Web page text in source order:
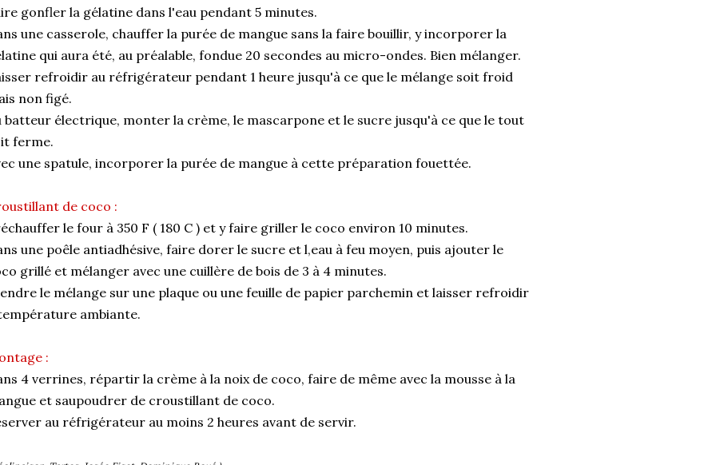
gonfler la gélatine dans l'eau pendant 5 minutes.
une casserole, chauffer la purée de mangue sans la faire bouillir, y incorporer la
qui aura été, au préalable, fondue 20 secondes au micro-ondes. Bien mélanger.
refroidir au réfrigérateur pendant 1 heure jusqu'à ce que le mélange soit froid
non figé.
batteur électrique, monter la crème, le mascarpone et le sucre jusqu'à ce que le tout
ferme.
une spatule, incorporer la purée de mangue à cette préparation fouettée.
de coco :
le four à 350 F ( 180 C ) et y faire griller le coco environ 10 minutes.
une poêle antiadhésive, faire dorer le sucre et l,eau à feu moyen, puis ajouter le
grillé et mélanger avec une cuillère de bois de 3 à 4 minutes.
le mélange sur une plaque ou une feuille de papier parchemin et laisser refroidir
ambiante.
:
4 verrines, répartir la crème à la noix de coco, faire de même avec la mousse à la
et saupoudrer de croustillant de coco.
au réfrigérateur au moins 2 heures avant de servir.